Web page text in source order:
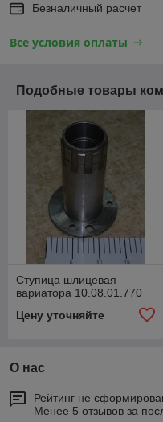
Безналичный расчет
Все условия оплаты
Подобные товары
Ступица шлицевая
вариатора 10.08.01.770
Цену уточняйте
О нас
Рейтинг не
Менее 5 отзывов за